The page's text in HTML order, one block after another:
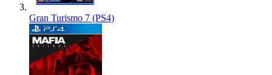
Gran Turismo 7 (PS4)